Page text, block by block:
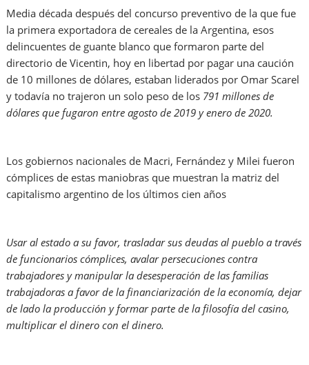
Media década después del concurso preventivo de la que fue
la primera exportadora de cereales de la Argentina, esos
delincuentes de guante blanco que formaron parte del
directorio de Vicentin, hoy en libertad por pagar una caución
de 10 millones de dólares, estaban liderados por Omar Scarel
y todavía no trajeron un solo peso de los 791 millones de
dólares que fugaron entre agosto de 2019 y enero de 2020.
Los gobiernos nacionales de Macri, Fernández y Milei fueron
cómplices de estas maniobras que muestran la matriz del
capitalismo argentino de los últimos cien años
Usar al estado a su favor, trasladar sus deudas al pueblo a través
de funcionarios cómplices, avalar persecuciones contra
trabajadores y manipular la desesperación de las familias
trabajadoras a favor de la financiarización de la economía, dejar
de lado la producción y formar parte de la filosofía del casino,
multiplicar el dinero con el dinero.